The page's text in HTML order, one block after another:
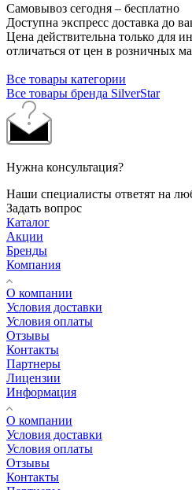
Самовывоз сегодня – бесплатно
Доступна экспресс доставка до
Цена действительна только для
отличаться от цен в розничных
Все товары категории
Все товары бренда SilverStar
Нужна консультация?
Наши специалисты ответят на
Задать вопрос
Каталог
Акции
Бренды
Компания
О компании
Условия доставки
Условия оплаты
Отзывы
Контакты
Партнеры
Лицензии
Информация
О компании
Условия доставки
Условия оплаты
Отзывы
Контакты